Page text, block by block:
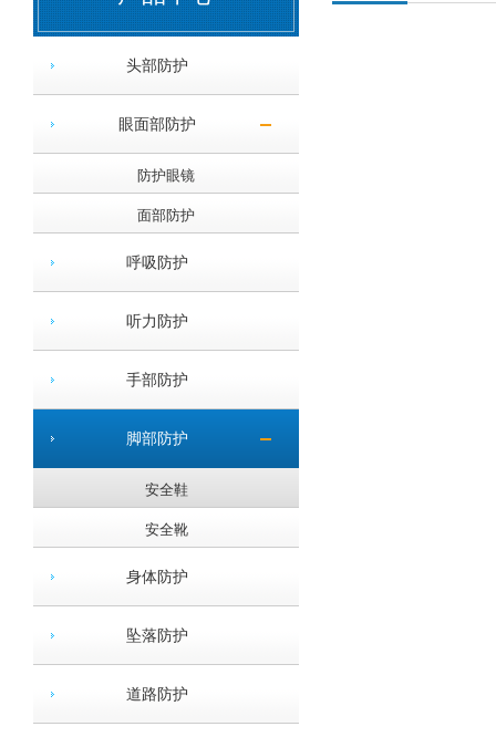
头部防护
眼面部防护
防护眼镜
面部防护
呼吸防护
听力防护
手部防护
脚部防护
安全鞋
安全靴
身体防护
坠落防护
道路防护